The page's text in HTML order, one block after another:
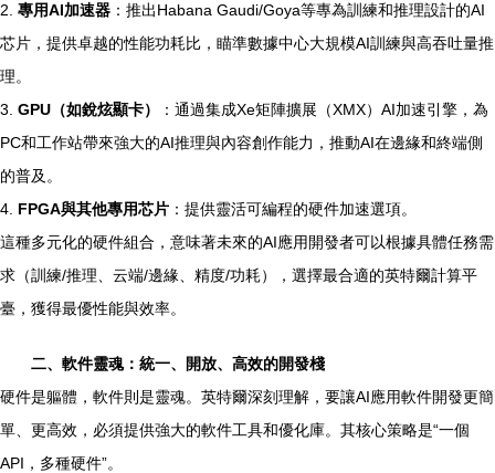
2. 專用AI加速器 ：推出Habana Gaudi/Goya等專為訓練和推理設計的AI
芯片，提供卓越的性能功耗比，瞄準數據中心大規模AI訓練與高吞吐量推
理。
3. GPU（如銳炫顯卡）
：通過集成Xe矩陣擴展（XMX）AI加速引擎，為
PC和工作站帶來強大的AI推理與內容創作能力，推動AI在邊緣和終端側
的普及。
4. FPGA與其他專用芯片 ：提供靈活可編程的硬件加速選項。
這種多元化的硬件組合，意味著未來的AI應用開發者可以根據具體任務需
求（訓練/推理、云端/邊緣、精度/功耗），選擇最合適的英特爾計算平
臺，獲得最優性能與效率。
二、軟件靈魂：統一、開放、高效的開發棧
硬件是軀體，軟件則是靈魂。英特爾深刻理解，要讓AI應用軟件開發更簡
單、更高效，必須提供強大的軟件工具和優化庫。其核心策略是“一個
API，多種硬件”。